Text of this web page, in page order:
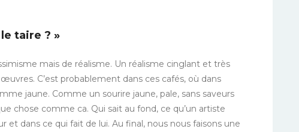
taire ? »
mais de réalisme. Un réalisme cinglant et très
C’est probablement dans ces cafés, où dans
jaune. Comme un sourire jaune, pale, sans saveurs
chose comme ca. Qui sait au fond, ce qu’un artiste
et dans ce qui fait de lui. Au final, nous nous faisons une